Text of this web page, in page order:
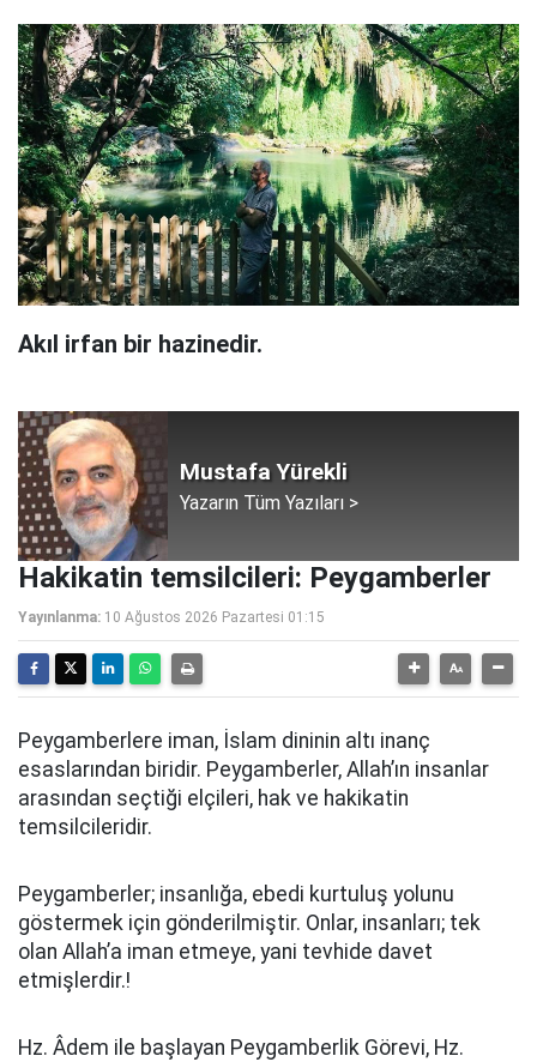
Akıl irfan bir hazinedir.
Mustafa Yürekli
Yazarın Tüm Yazıları >
Hakikatin temsilcileri: Peygamberler
Yayınlanma: 10 Ağustos 2026 Pazartesi 01:15
Peygamberlere iman, İslam dininin altı inanç
esaslarından biridir. Peygamberler, Allah’ın insanlar
arasından seçtiği elçileri, hak ve hakikatin
temsilcileridir.
Peygamberler; insanlığa, ebedi kurtuluş yolunu
göstermek için gönderilmiştir. Onlar, insanları; tek
olan Allah’a iman etmeye, yani tevhide davet
etmişlerdir.!
Hz. Âdem ile başlayan Peygamberlik Görevi, Hz.